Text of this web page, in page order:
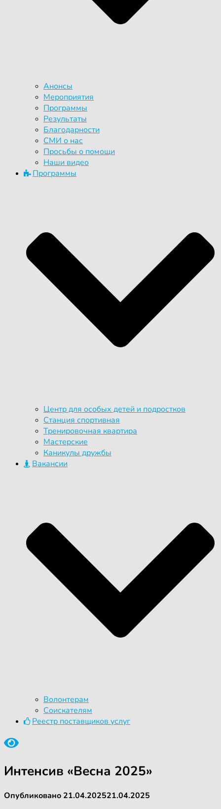
Анонсы
Мероприятия
Программы
Результаты
Благодарности
СМИ о нас
Просьбы о помощи
Наши видео
Программы
Центр для особых детей и подростков
Станция спортивная
Тренировочная квартира
Мастерские
Каникулы дружбы
Вакансии
Волонтерам
Соискателям
Реестр поставщиков услуг
Интенсив «Весна 2025»
Опубликовано 21.04.202521.04.2025